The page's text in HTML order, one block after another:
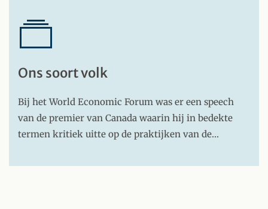
Ons soort volk
Bij het World Economic Forum was er een speech
van de premier van Canada waarin hij in bedekte
termen kritiek uitte op de praktijken van de…